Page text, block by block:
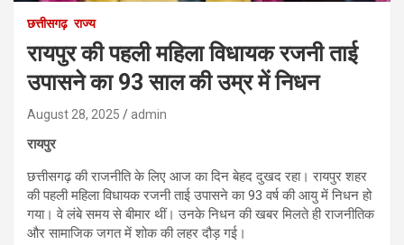
छत्तीसगढ़ राज्य
रायपुर की पहली महिला विधायक रजनी ताई
उपासने का 93 साल की उम्र में निधन
August 28, 2025 admin
रायपुर
छत्तीसगढ़ की राजनीति के लिए आज का दिन बेहद दुखद रहा। रायपुर शहर
की पहली महिला विधायक रजनी ताई उपासने का 93 वर्ष की आयु में निधन हो
गया। वे लंबे समय से बीमार थीं। उनके निधन की खबर मिलते ही राजनीतिक
और सामाजिक जगत में शोक की लहर दौड़ गई।